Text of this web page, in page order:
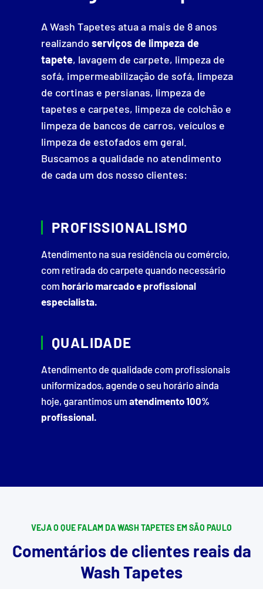
A Wash Tapetes atua a mais de 8 anos
realizando serviços de limpeza de
tapete, lavagem de carpete, limpeza de
sofá, impermeabilização de sofá, limpeza
de cortinas e persianas, limpeza de
tapetes e carpetes, limpeza de colchão e
limpeza de bancos de carros, veículos e
limpeza de estofados em geral.
Buscamos a qualidade no atendimento
de cada um dos nosso clientes:
PROFISSIONALISMO
Atendimento na sua residência ou comércio,
com retirada do carpete quando necessário
com horário marcado e profissional
especialista.
QUALIDADE
Atendimento de qualidade com profissionais
uniformizados, agende o seu horário ainda
hoje, garantimos um atendimento 100%
profissional.
VEJA O QUE FALAM DA WASH TAPETES EM SÃO PAULO
Comentários de clientes reais da
Wash Tapetes